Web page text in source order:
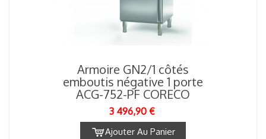
Armoire GN2/1 côtés
emboutis négative 1 porte
ACG-752-PF CORECO
3 496,90 €
Ajouter Au Panier